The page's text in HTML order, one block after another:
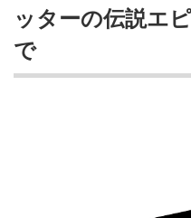
ッターの伝説エ
で